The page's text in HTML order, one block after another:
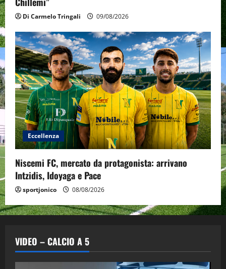
Di Carmelo Tringali 09/08/2026
Eccellenza
Niscemi FC, mercato da protagonista: arrivano
Intzidis, Idoyaga e Pace
sportjonico 08/08/2026
VIDEO – CALCIO A 5